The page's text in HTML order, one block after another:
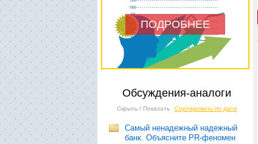
ПОДРОБНЕЕ
Обсуждения-аналоги
Скрыть / Показать Сортировать по дате
Самый ненадежный надежный
банк. Объясните PR-феномен